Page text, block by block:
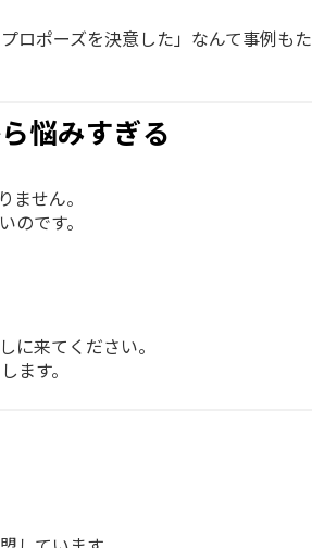
ロポーズを決意した」なんて事例もた
悩みすぎる
ません。
のです。
に来てください。
ます。